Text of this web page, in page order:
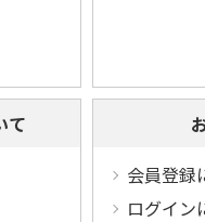
て
会員登録
ログイン